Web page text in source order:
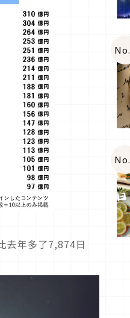
去年多了7,874日
No.
No.